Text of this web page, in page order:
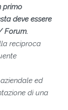
primo
deve essere
Forum.
reciproca
ed
di una